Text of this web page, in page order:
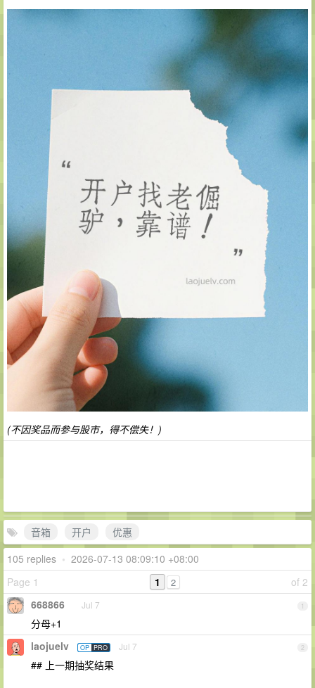
(不因奖品而参与股市，得不偿失！)
音箱 开户
优惠
105 replies • 2026-07-13 08:09:10 +08:00
Page 1
of 2
1 2
1
668866 Jul 7
分母+1
2
laojuelv OP PRO Jul 7
## 上一期抽奖结果